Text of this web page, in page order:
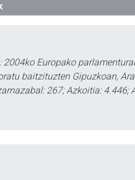
2004ko Europako
baitzituzten Gipuzkoan,
267; Azkoitia: 4.446;